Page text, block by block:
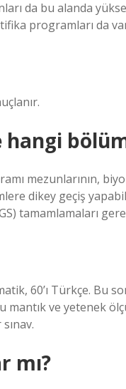
da bu alanda
programları da
hangi
mezunlarının,
dikey geçiş
tamamlamaları
60’ı Türkçe. Bu
mantık ve yetenek
mı?